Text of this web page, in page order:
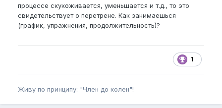
процессе скукоживается, уменьшается и т.д., то это
свидетельствует о перетрене. Как занимаешься
(график, упражнения, продолжительность)?
1
Живу по принципу: "Член до колен"!